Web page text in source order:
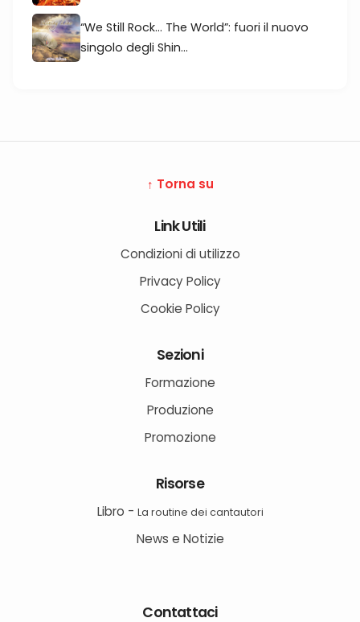
“We Still Rock... The World”: fuori il nuovo
singolo degli Shin...
↑ Torna su
Link Utili
Condizioni di utilizzo
Privacy Policy
Cookie Policy
Sezioni
Formazione
Produzione
Promozione
Risorse
Libro - La routine dei cantautori
News e Notizie
Contattaci